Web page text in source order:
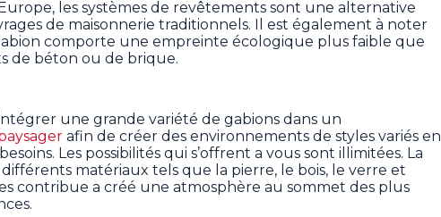
les systèmes de revêtements sont une alternative
de maisonnerie traditionnels. Il est également à noter
comporte une empreinte écologique plus faible que
de béton ou de brique.
une grande variété de gabions dans un
afin de créer des environnements de styles variés en
Les possibilités qui s’offrent a vous sont illimitées. La
matériaux tels que la pierre, le bois, le verre et
contribue a créé une atmosphère au sommet des plus